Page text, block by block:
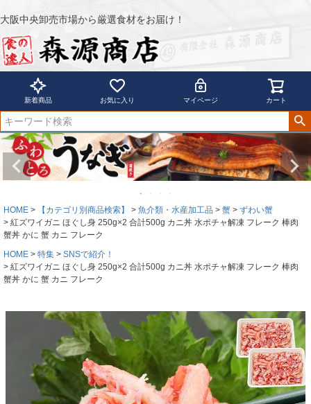
大阪中央卸売市場から厳選食材をお届け！
新着商品 お気に入り マイページ カート
HOME 【カテゴリ別商品検索】 魚介類・水産加工品 蟹
ずわい蟹
紅ズワイガニ ほぐし身 250g×2 合計500g カニ丼 水ポチャ解凍 フレーク 棒肉
蟹丼 かに 蟹 カニ フレーク
HOME
特集
SNSで紹介！
紅ズワイガニ ほぐし身 250g×2 合計500g カニ丼 水ポチャ解凍 フレーク 棒肉
蟹丼 かに 蟹 カニ フレーク